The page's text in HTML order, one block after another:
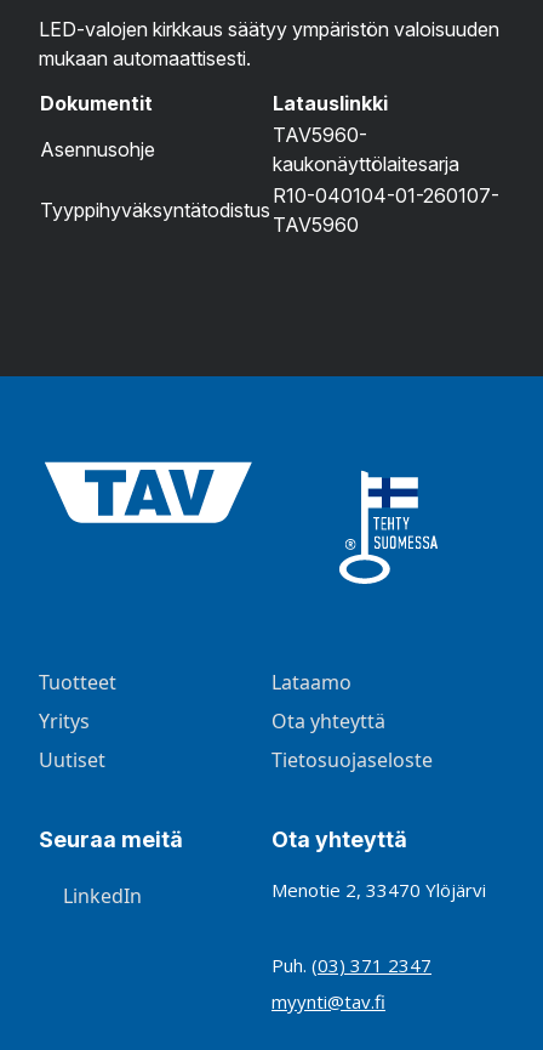
LED-valojen kirkkaus säätyy ympäristön valoisuuden
mukaan automaattisesti.
Dokumentit
Latauslinkki
Asennusohje
TAV5960-
kaukonäyttölaitesarja
Tyyppihyväksyntätodistus
R10-040104-01-260107-
TAV5960
Tuotteet
Yritys
Uutiset
Lataamo
Ota yhteyttä
Tietosuojaseloste
Seuraa meitä
LinkedIn
Ota yhteyttä
Menotie 2, 33470 Ylöjärvi
Puh. (03) 371 2347
myynti@tav.fi